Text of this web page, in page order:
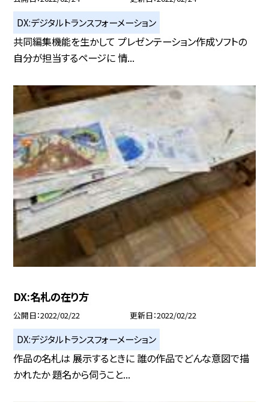
DX:デジタルトランスフォーメーション
共同編集機能を生かして プレゼンテーション作成ソフトの
自分が担当するページに 情...
DX:名札の在り方
公開日 2022/02/22 更新日 2022/02/22
DX:デジタルトランスフォーメーション
作品の名札は 展示するときに 誰の作品でどんな意図で描
かれたか 題名から伺うこと...